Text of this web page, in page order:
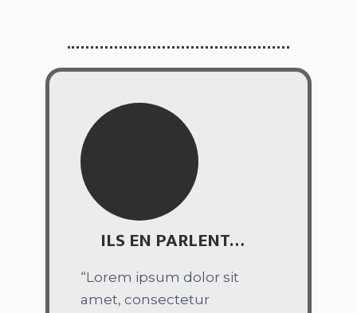
ILS EN PARLENT…
“Lorem ipsum dolor sit
amet, consectetur